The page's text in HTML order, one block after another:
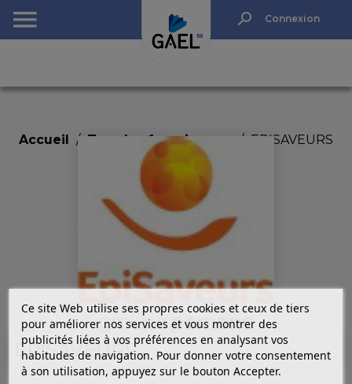
RechercherConnexion
Accueil Tous les fournisseurs EPISAVEURS
EPISAVEURS
Ce site Web utilise ses propres cookies et ceux de tiers
pour améliorer nos services et vous montrer des
publicités liées à vos préférences en analysant vos
habitudes de navigation. Pour donner votre consentement
à son utilisation, appuyez sur le bouton Accepter.